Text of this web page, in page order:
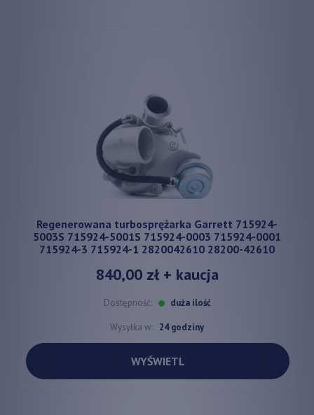
Regenerowana turbosprężarka Garrett 715924-
5003S 715924-5001S 715924-0003 715924-0001
715924-3 715924-1 2820042610 28200-42610
840,00 zł+ kaucja
Dostępność: duża ilość
Wysyłka w: 24 godziny
WYŚWIETL